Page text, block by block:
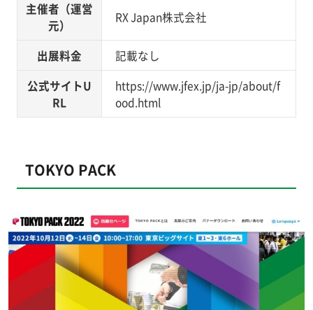
主催者（運営
元）
RX Japan株式会社
出展料金
記載なし
公式サイトU
RL
https://www.jfex.jp/ja-jp/about/f
ood.html
TOKYO PACK